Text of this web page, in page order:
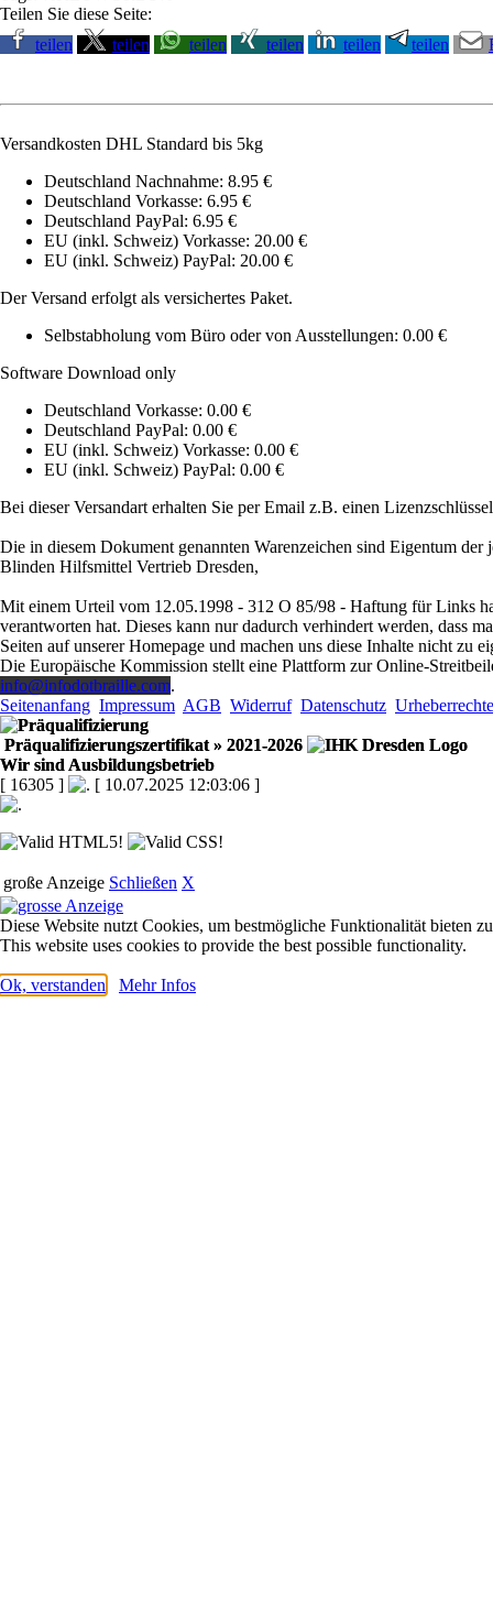
Teilen Sie diese Seite:
teilen
teilen teilen teilen teilen teilen
Versandkosten DHL Standard bis 5kg
Deutschland Nachnahme: 8.95 €
Deutschland Vorkasse: 6.95 €
Deutschland PayPal: 6.95 €
EU (inkl. Schweiz) Vorkasse: 20.00 €
EU (inkl. Schweiz) PayPal: 20.00 €
Der Versand erfolgt als versichertes Paket.
Selbstabholung vom Büro oder von Ausstellungen: 0.00 €
Software Download only
Deutschland Vorkasse: 0.00 €
Deutschland PayPal: 0.00 €
EU (inkl. Schweiz) Vorkasse: 0.00 €
EU (inkl. Schweiz) PayPal: 0.00 €
Bei dieser Versandart erhalten Sie per Email z.B. einen
Die in diesem Dokument genannten Warenzeichen sind Eigentum
Blinden Hilfsmittel Vertrieb Dresden,
Mit einem Urteil vom 12.05.1998 - 312 O 85/98 - Haftung für Links
verantworten hat. Dieses kann nur dadurch verhindert werden, dass
Seiten auf unserer Homepage und machen uns diese Inhalte nicht
Die Europäische Kommission stellt eine Plattform zur Online-
info@infodotbraille.com.
Seitenanfang Impressum AGB Widerruf Datenschutz Urheberrechte
Präqualifizierungszertifikat » 2021-2026
Wir sind Ausbildungsbetrieb
[ 16305 ]
[ 10.07.2025 12:03:06 ]
große Anzeige Schließen X
Diese Website nutzt Cookies, um bestmögliche Funktionalität bieten
This website uses cookies to provide the best possible functionality.
Ok, verstanden Mehr Infos